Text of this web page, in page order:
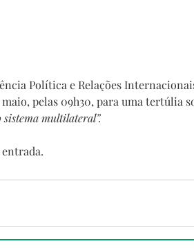
Política e Relações
maio, pelas 09h30, para uma tertúlia
multilateral”.
entrada.